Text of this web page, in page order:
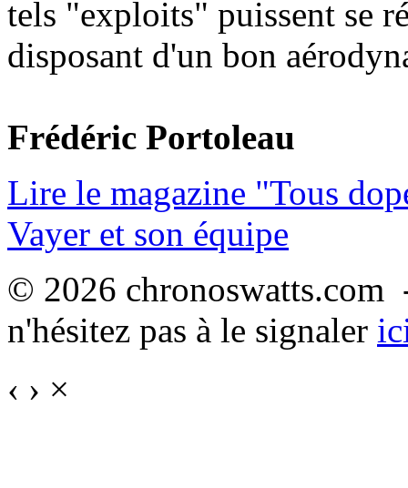
tels "exploits" puissent se
disposant d'un bon
Frédéric Portoleau
Lire le magazine "Tous
Vayer et son équipe
© 2026
n'hésitez pas à le signaler
‹ › ×